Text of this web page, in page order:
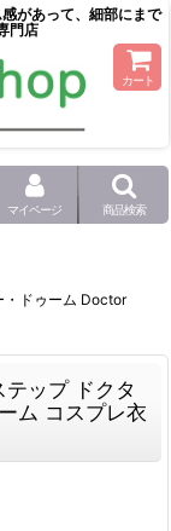
があって、細部にまで
門店
カート
マイページ 商品検索
・ドゥーム Doctor
ップ ドクタ
ム コスプレ衣